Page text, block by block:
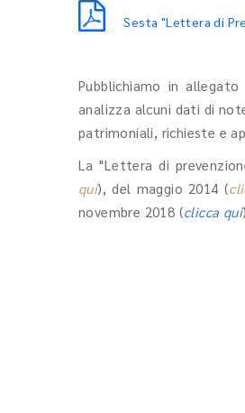
Sesta "Lettera di
Pubblichiamo in
analizza alcuni dati di
patrimoniali, richieste e
La "Lettera di
qui), del maggio 2014 (
novembre 2018 (clicca qui